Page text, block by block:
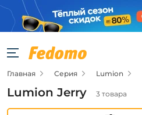
Фильтры
Цена
от
Главная Серия Lumion
Lumion Jerry 3 товара